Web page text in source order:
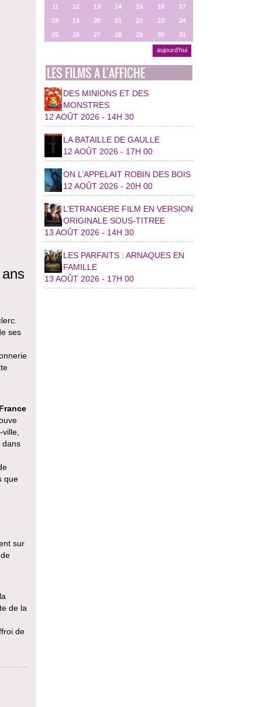
ses
dans
que
sur
de la
de
11
12 13 14 15 16
17
18
19 20 21 22 23
24
25
26 27 28 29 30 31
aujourd’hui
LES FILMS A L’AFFICHE
DES MINIONS ET DES
MONSTRES
12 AOÛT 2026 - 14H 30
LA BATAILLE DE GAULLE
12 AOÛT 2026 - 17H 00
ON L’APPELAIT ROBIN DES BOIS
12 AOÛT 2026 - 20H 00
L’ETRANGERE FILM EN VERSION
ORIGINALE SOUS-TITREE
13 AOÛT 2026 - 14H 30
LES PARFAITS : ARNAQUES EN
FAMILLE
13 AOÛT 2026 - 17H 00